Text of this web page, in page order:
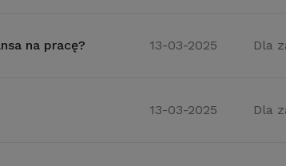
na pracę? 13-03-2025 Dla
13-03-2025 Dla